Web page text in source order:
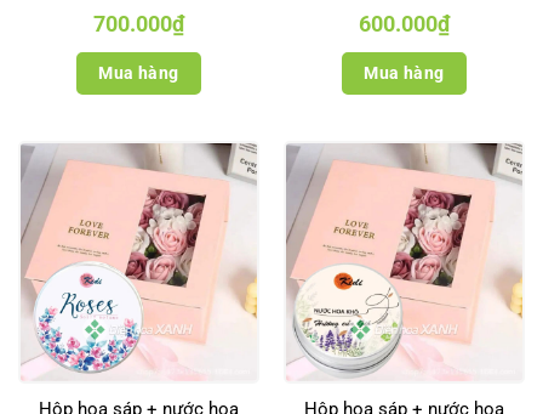
700.000₫
Mua hàng
600.000₫
Mua hàng
Hộp hoa sáp + nước hoa Hộp hoa sáp + nước hoa